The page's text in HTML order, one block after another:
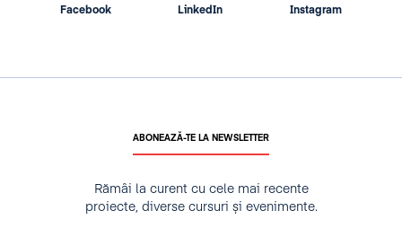
ABONEAZĂ-TE LA NEWSLETTER
Rămâi la curent cu cele mai recente
proiecte, diverse cursuri și evenimente.
Facebook LinkedIn Instagram